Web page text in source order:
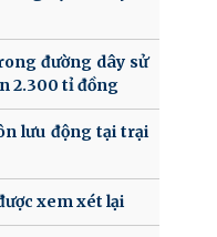
đường dây sử
2.300 tỉ đồng
lưu động tại trại
xem xét lại